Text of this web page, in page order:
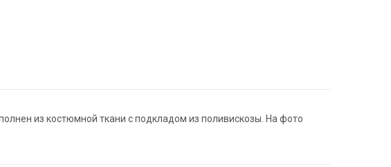
из костюмной ткани с подкладом из поливискозы. На фото